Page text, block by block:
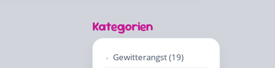
Kategorien
Gewitterangst (19)